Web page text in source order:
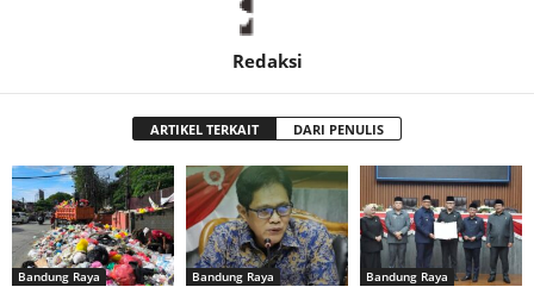
Redaksi
ARTIKEL TERKAIT DARI PENULIS
Bandung Raya Bandung Raya Bandung Raya